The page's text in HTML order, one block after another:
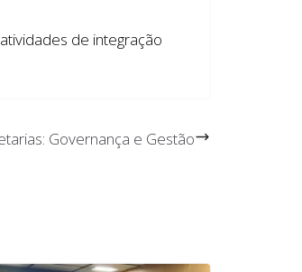
de integração
Governança e Gestão